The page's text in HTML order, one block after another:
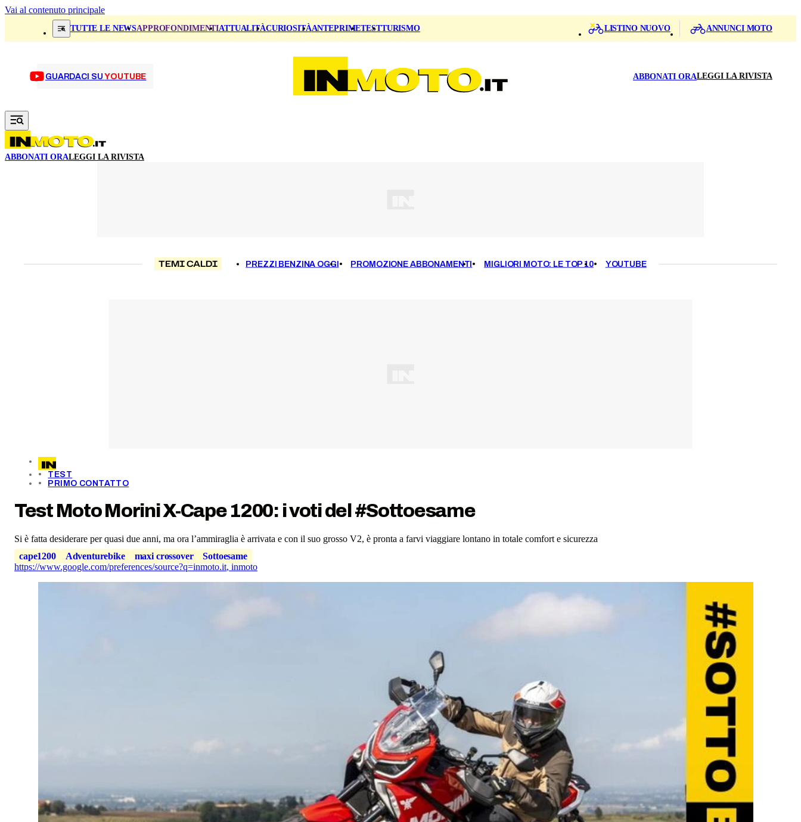
Vai al contenuto principale
TUTTE LE NEWSAPPROFONDIMENTIATTUALITÀCURIOSITÀANTEPRIMETESTTURISMO LISTINO NUOVO ANNUNCI MOTO
GUARDACI SUYOUTUBE ABBONATI ORALEGGI LA RIVISTA
ABBONATI ORALEGGI LA RIVISTA
TEMI CALDI PREZZI BENZINA OGGI PROMOZIONE ABBONAMENTI MIGLIORI MOTO: LE TOP 10 YOUTUBE
TEST
PRIMO CONTATTO
Test Moto Morini X-Cape 1200: i voti del #Sottoesame
Si è fatta desiderare per quasi due anni, ma ora l’ammiraglia è arrivata e con il suo grosso V2, è pronta a farvi viaggiare lontano in totale comfort e sicurezza
cape1200
Adventurebike maxi crossover
Sottoesame
https://www.google.com/preferences/source?q=inmoto.it,inmoto